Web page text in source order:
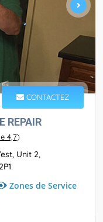
CONTACTEZ
REPAIR
4,7)
Unit 2,
Zones de Service